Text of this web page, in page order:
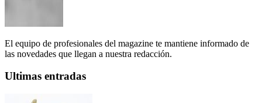
El equipo de profesionales del magazine te mantiene informado de
las novedades que llegan a nuestra redacción.
Ultimas entradas